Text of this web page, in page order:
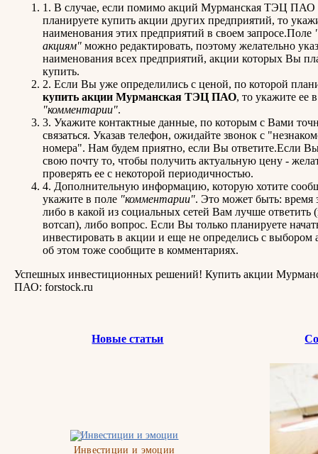
1. В случае, если помимо акций Мурманская ТЭЦ
планируете купить акции других предприятий, то
наименования этих предприятий в своем запросе.Поле
акциям" можно редактировать, поэтому желательно
наименования всех предприятий, акции которых Вы
купить.
2. Если Вы уже определились с ценой, по которой
купить акции Мурманская ТЭЦ ПАО, то укажите ее
"комментарии".
3. Укажите контактные данные, по которым с Вами
связаться. Указав телефон, ожидайте звонок с
номера". Нам будем приятно, если Вы ответите.Если
свою почту то, чтобы получить актуальную цену -
проверять ее с некоторой периодичностью.
4. Дополнительную информацию, которую хотите
укажите в поле "комментарии". Это может быть: время
либо в какой из социальных сетей Вам лучше ответить
вотсап), либо вопрос. Если Вы только планируете
инвестировать в акции и еще не определись с выбором
об этом тоже сообщите в комментариях.
Успешных инвестиционных решений! Купить акции
ПАО: forstock.ru
Новые статьи
Инвестиции и эмоции